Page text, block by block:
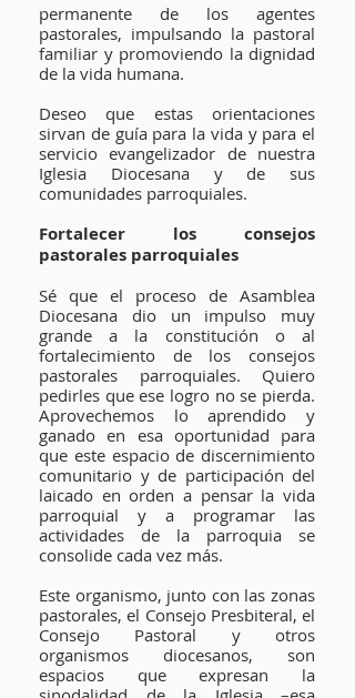
permanente de los agentes
pastorales, impulsando la pastoral
familiar y promoviendo la dignidad
de la vida humana.
Deseo que estas orientaciones
sirvan de guía para la vida y para el
servicio evangelizador de nuestra
Iglesia Diocesana y de sus
comunidades parroquiales.
Fortalecer los consejos
pastorales parroquiales
Sé que el proceso de Asamblea
Diocesana dio un impulso muy
grande a la constitución o al
fortalecimiento de los consejos
pastorales parroquiales. Quiero
pedirles que ese logro no se pierda.
Aprovechemos lo aprendido y
ganado en esa oportunidad para
que este espacio de discernimiento
comunitario y de participación del
laicado en orden a pensar la vida
parroquial y a programar las
actividades de la parroquia se
consolide cada vez más.
Este organismo, junto con las zonas
pastorales, el Consejo Presbiteral, el
Consejo Pastoral y otros
organismos diocesanos, son
espacios que expresan la